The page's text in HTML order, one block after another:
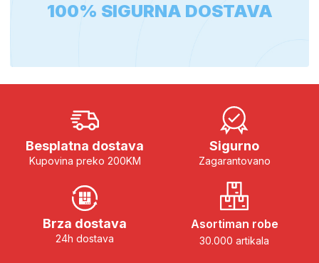
100% SIGURNA DOSTAVA
Besplatna dostava
Kupovina preko 200KM
Sigurno
Zagarantovano
Brza dostava
24h dostava
Asortiman robe
30.000 artikala